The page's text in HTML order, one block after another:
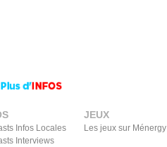
Infos Locales
Interviews
JEUX
Les jeux sur Ménergy